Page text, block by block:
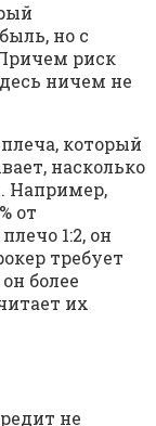
но с
риск
ничем не
который
насколько
Например,
от
1:2, он
требует
более
их
не